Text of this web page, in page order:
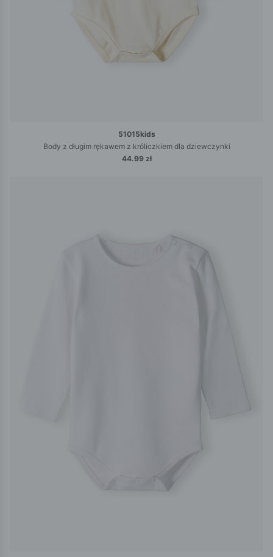
51015kids
Body z długim rękawem z króliczkiem dla dziewczynki
44.99 zł